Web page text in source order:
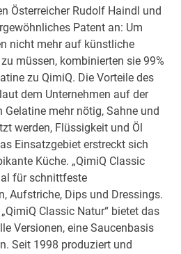
Österreicher Rudolf Haindl und
Patent an: Um
nicht mehr auf künstliche
müssen, kombinierten sie 99%
zu QimiQ. Die Vorteile des
dem Unternehmen auf der
Gelatine mehr nötig, Sahne und
werden, Flüssigkeit und Öl
Einsatzgebiet erstreckt sich
Küche. „QimiQ Classic
für schnittfeste
Aufstriche, Dips und Dressings.
Classic Natur“ bietet das
Versionen, eine Saucenbasis
Seit 1998 produziert und